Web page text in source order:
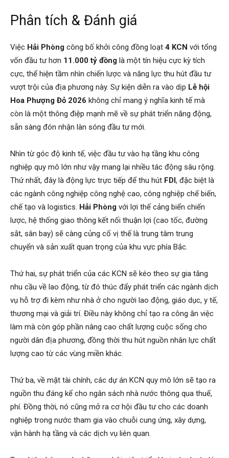
Phân tích & Đánh giá
Việc Hải Phòng công bố khởi công đồng loạt 4 KCN với tổng
vốn đầu tư hơn 11.000 tỷ đồng là một tín hiệu cực kỳ tích
cực, thể hiện tầm nhìn chiến lược và năng lực thu hút đầu tư
vượt trội của địa phương này. Sự kiện diễn ra vào dịp Lễ hội
Hoa Phượng Đỏ 2026 không chỉ mang ý nghĩa kinh tế mà
còn là một thông điệp mạnh mẽ về sự phát triển năng động,
sẵn sàng đón nhận làn sóng đầu tư mới.
Nhìn từ góc độ kinh tế, việc đầu tư vào hạ tầng khu công
nghiệp quy mô lớn như vậy mang lại nhiều tác động sâu rộng.
Thứ nhất, đây là động lực trực tiếp để thu hút FDI , đặc biệt là
các ngành công nghiệp công nghệ cao, công nghiệp chế biến,
chế tạo và logistics. Hải Phòng với lợi thế cảng biển chiến
lược, hệ thống giao thông kết nối thuận lợi (cao tốc, đường
sắt, sân bay) sẽ càng củng cố vị thế là trung tâm trung
chuyển và sản xuất quan trọng của khu vực phía Bắc.
Thứ hai, sự phát triển của các KCN sẽ kéo theo sự gia tăng
nhu cầu về lao động, từ đó thúc đẩy phát triển các ngành dịch
vụ hỗ trợ đi kèm như nhà ở cho người lao động, giáo dục, y tế,
thương mại và giải trí. Điều này không chỉ tạo ra công ăn việc
làm mà còn góp phần nâng cao chất lượng cuộc sống cho
người dân địa phương, đồng thời thu hút nguồn nhân lực chất
lượng cao từ các vùng miền khác.
Thứ ba, về mặt tài chính, các dự án KCN quy mô lớn sẽ tạo ra
nguồn thu đáng kể cho ngân sách nhà nước thông qua thuế,
phí. Đồng thời, nó cũng mở ra cơ hội đầu tư cho các doanh
nghiệp trong nước tham gia vào chuỗi cung ứng, xây dựng,
vận hành hạ tầng và các dịch vụ liên quan.